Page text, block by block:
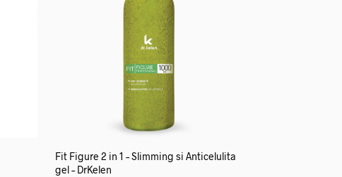
Fit Figure 2 in 1 – Slimming si Anticelulita
gel – DrKelen